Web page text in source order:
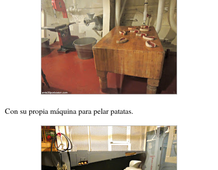
Con su propia máquina para pelar patatas.